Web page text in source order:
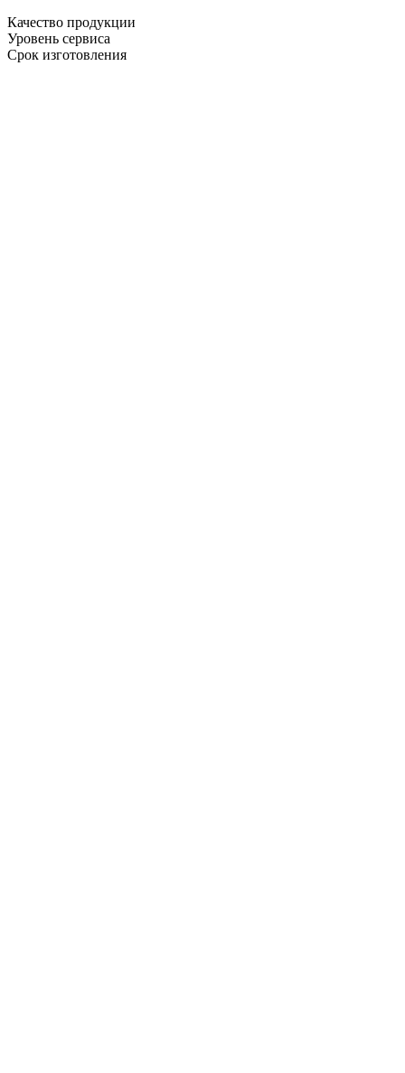
Качество продукции
Уровень сервиса
Срок изготовления